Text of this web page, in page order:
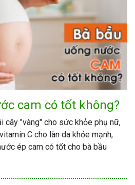
cam có tốt không?
cây "vàng" cho sức khỏe phụ nữ,
C cho làn da khỏe mạnh,
ép cam có tốt cho bà bầu